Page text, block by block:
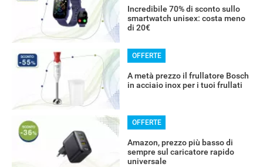
Incredibile 70% di sconto sullo
smartwatch unisex: costa meno
di 20€
OFFERTE
A metà prezzo il frullatore Bosch
in acciaio inox per i tuoi frullati
OFFERTE
Amazon, prezzo più basso di
sempre sul caricatore rapido
universale